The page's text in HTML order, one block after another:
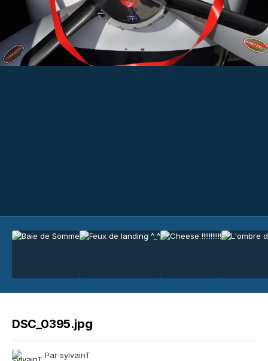
DSC_0395.jpg
Par sylvainT